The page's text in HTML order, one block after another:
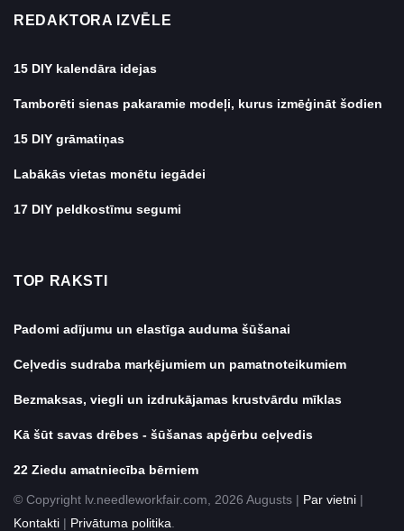
REDAKTORA IZVĒLE
15 DIY kalendāra idejas
Tamborēti sienas pakaramie modeļi, kurus izmēģināt šodien
15 DIY grāmatiņas
Labākās vietas monētu iegādei
17 DIY peldkostīmu segumi
TOP RAKSTI
Padomi adījumu un elastīga auduma šūšanai
Ceļvedis sudraba marķējumiem un pamatnoteikumiem
Bezmaksas, viegli un izdrukājamas krustvārdu mīklas
Kā šūt savas drēbes - šūšanas apģērbu ceļvedis
22 Ziedu amatniecība bērniem
© Copyright lv.needleworkfair.com, 2026 Augusts | Par vietni |
Kontakti | Privātuma politika